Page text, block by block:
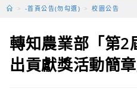
> -首頁公告(勿勾選) > 校園公告
轉知農業部「第2
出貢獻獎活動簡章